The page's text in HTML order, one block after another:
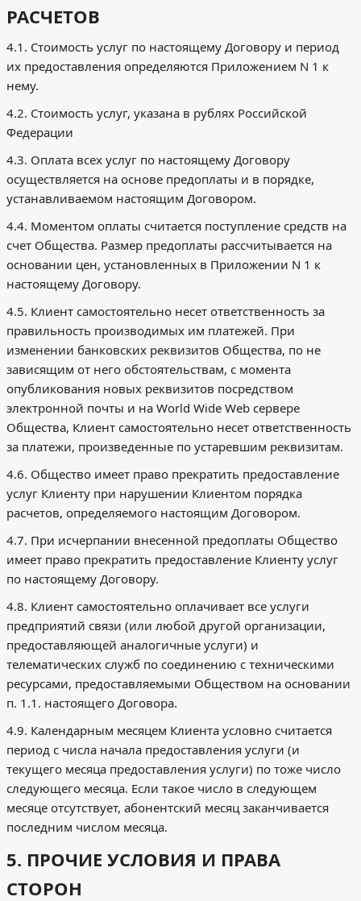
РАСЧЕТОВ
4.1. Стоимость услуг по настоящему Договору и период
их предоставления определяются Приложением N 1 к
нему.
4.2. Стоимость услуг, указана в рублях Российской
Федерации
4.3. Оплата всех услуг по настоящему Договору
осуществляется на основе предоплаты и в порядке,
устанавливаемом настоящим Договором.
4.4. Моментом оплаты считается поступление средств на
счет Общества. Размер предоплаты рассчитывается на
основании цен, установленных в Приложении N 1 к
настоящему Договору.
4.5. Клиент самостоятельно несет ответственность за
правильность производимых им платежей. При
изменении банковских реквизитов Общества, по не
зависящим от него обстоятельствам, с момента
опубликования новых реквизитов посредством
электронной почты и на World Wide Web сервере
Общества, Клиент самостоятельно несет ответственность
за платежи, произведенные по устаревшим реквизитам.
4.6. Общество имеет право прекратить предоставление
услуг Клиенту при нарушении Клиентом порядка
расчетов, определяемого настоящим Договором.
4.7. При исчерпании внесенной предоплаты Общество
имеет право прекратить предоставление Клиенту услуг
по настоящему Договору.
4.8. Клиент самостоятельно оплачивает все услуги
предприятий связи (или любой другой организации,
предоставляющей аналогичные услуги) и
телематических служб по соединению с техническими
ресурсами, предоставляемыми Обществом на основании
п. 1.1. настоящего Договора.
4.9. Календарным месяцем Клиента условно считается
период с числа начала предоставления услуги (и
текущего месяца предоставления услуги) по тоже число
следующего месяца. Если такое число в следующем
месяце отсутствует, абонентский месяц заканчивается
последним числом месяца.
5. ПРОЧИЕ УСЛОВИЯ И ПРАВА
СТОРОН